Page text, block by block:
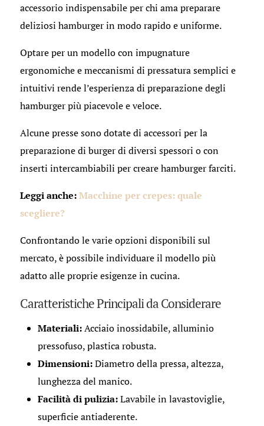
accessorio indispensabile per chi ama preparare
deliziosi hamburger in modo rapido e uniforme.
Optare per un modello con impugnature
ergonomiche e meccanismi di pressatura semplici e
intuitivi rende l’esperienza di preparazione degli
hamburger più piacevole e veloce.
Alcune presse sono dotate di accessori per la
preparazione di burger di diversi spessori o con
inserti intercambiabili per creare hamburger farciti.
Leggi anche:Macchine per crepes: quale
scegliere?
Confrontando le varie opzioni disponibili sul
mercato, è possibile individuare il modello più
adatto alle proprie esigenze in cucina.
Caratteristiche Principali da Considerare
Materiali:Acciaio inossidabile, alluminio
pressofuso, plastica robusta.
Dimensioni:Diametro della pressa, altezza,
lunghezza del manico.
Facilità di pulizia:Lavabile in lavastoviglie,
superficie antiaderente.